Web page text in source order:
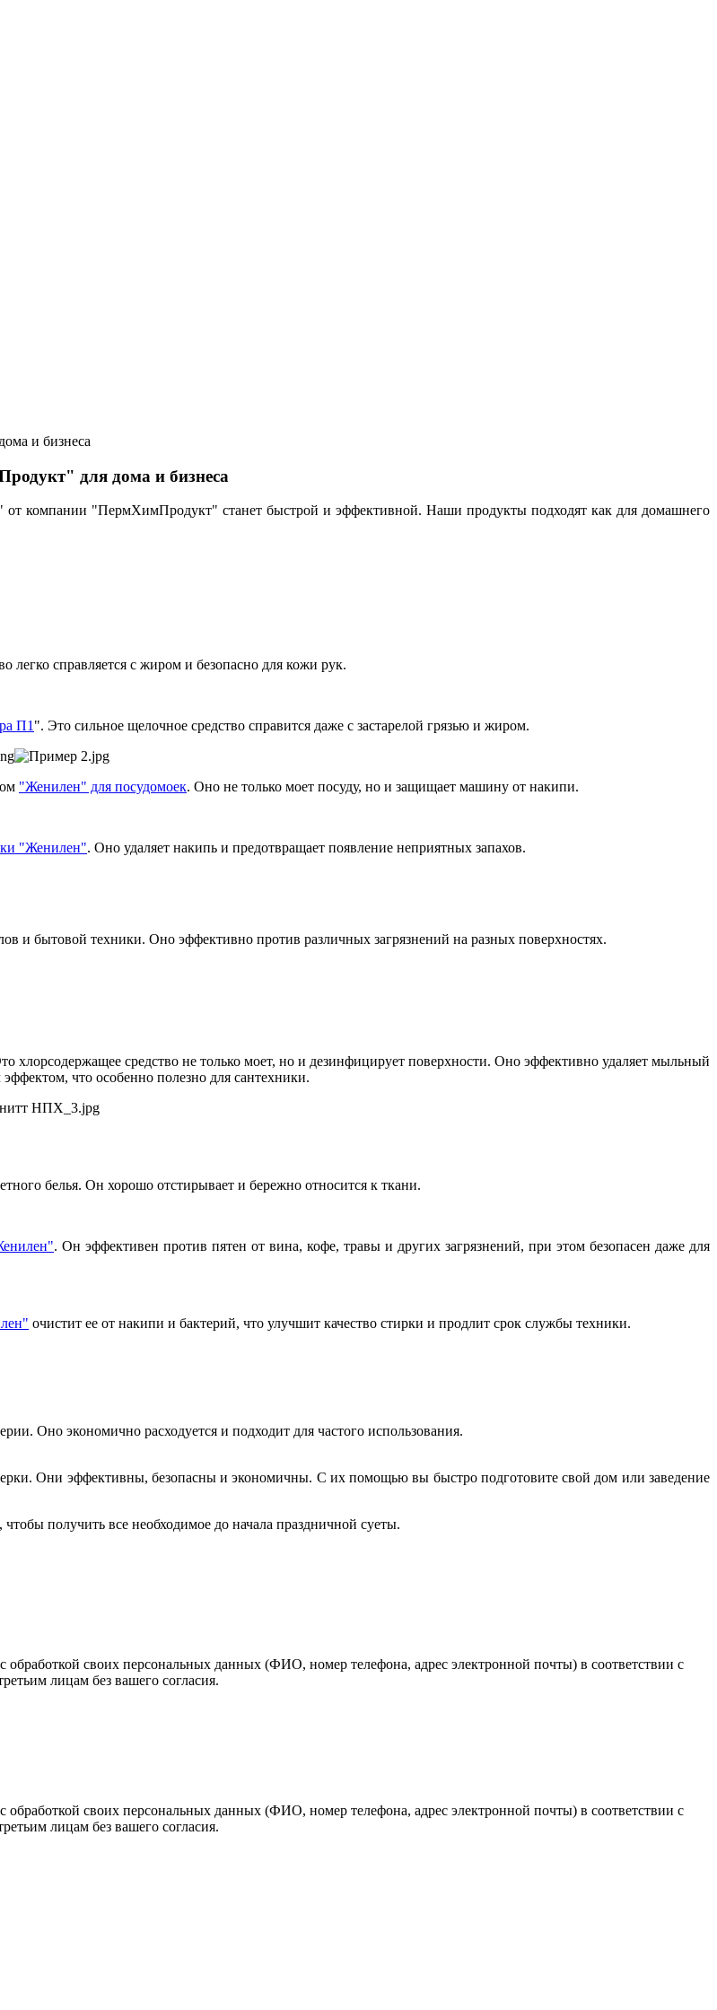
для дома и бизнеса
компании "ПермХимПродукт" станет быстрой и эффективной. Наши продукты подходят как для домашнего
легко справляется с жиром и безопасно для кожи рук.
П1 ". Это сильное щелочное средство справится даже с застарелой грязью и жиром.
"Женилен" для посудомоек. Оно не только моет посуду, но и защищает машину от накипи.
"Женилен". Оно удаляет накипь и предотвращает появление неприятных запахов.
и бытовой техники. Оно эффективно против различных загрязнений на разных поверхностях.
хлорсодержащее средство не только моет, но и дезинфицирует поверхности. Оно эффективно удаляет мыльный
что особенно полезно для сантехники.
белья. Он хорошо отстирывает и бережно относится к ткани.
. Он эффективен против пятен от вина, кофе, травы и других загрязнений, при этом безопасен даже для
очистит ее от накипи и бактерий, что улучшит качество стирки и продлит срок службы техники.
Оно экономично расходуется и подходит для частого использования.
Они эффективны, безопасны и экономичны. С их помощью вы быстро подготовите свой дом или заведение
получить все необходимое до начала праздничной суеты.
своих персональных данных (ФИО, номер телефона, адрес электронной почты) в соответствии с
лицам без вашего согласия.
своих персональных данных (ФИО, номер телефона, адрес электронной почты) в соответствии с
лицам без вашего согласия.